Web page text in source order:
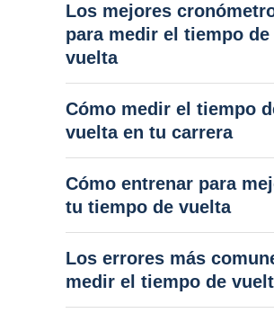
Los mejores
para medir el tiempo de
vuelta
Cómo medir el tiempo
vuelta en tu carrera
Cómo entrenar para
tu tiempo de vuelta
Los errores más
medir el tiempo de